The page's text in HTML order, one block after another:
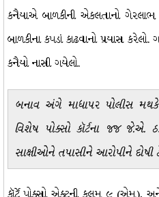
કનૈયાએ બાળકીની એકલતાનો
બાળકીના કપડાં કાઢવાનો પ્રયાસ
કનૈયો નાસી ગયેલો.
બનાવ અંગે માધાપર પોલીસ
વિશેષ પોક્સો કૉર્ટના જજ જે.એ.
સાક્ષીઓને તપાસીને આરોપીને દોષી